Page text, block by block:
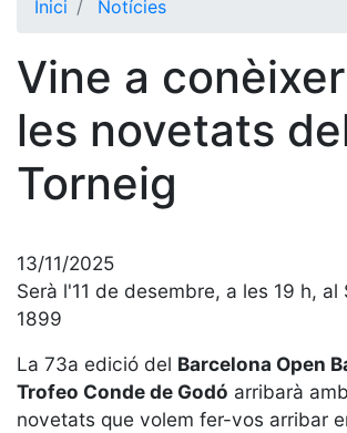
Història
història
Cronologia
Presidents
Junta
i comités
Estructura
executiva
Inici Notícies
Vine a
les novetats
Torneig
13/11/2025
Serà l'11 de desembre, a les 19 h, al
1899
La 73a edició del Barcelona Open
Trofeo Conde de Godó arribarà
novetats que volem fer-vos arribar